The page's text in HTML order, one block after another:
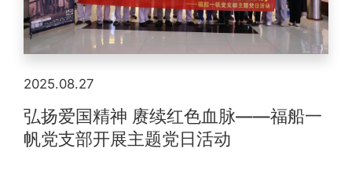
2025.08.27
弘扬爱国精神 赓续红色血脉——福船一
帆党支部开展主题党日活动